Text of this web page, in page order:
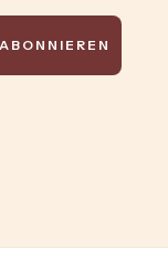
ABONNIEREN